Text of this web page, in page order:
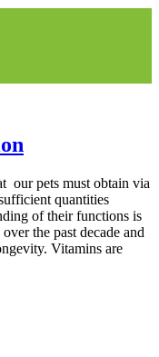
our pets must obtain via
quantities
of their functions is
the past decade and
Vitamins are